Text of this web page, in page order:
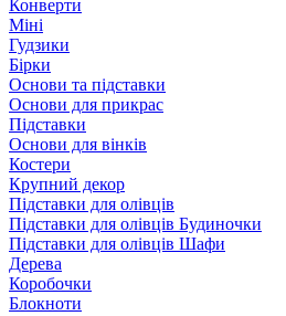
Конверти
Міні
Гудзики
Бірки
Основи та підставки
Основи для прикрас
Підставки
Основи для вінків
Костери
Крупний декор
Підставки для олівців
Підставки для олівців Будиночки
Підставки для олівців Шафи
Дерева
Коробочки
Блокноти